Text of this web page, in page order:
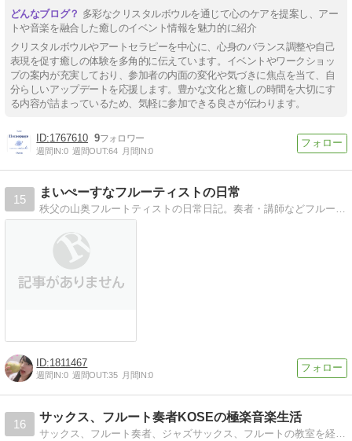
多彩なクリスタルボウルを通じて心のケアを提案し、アー
トや音楽を融合した癒しのイベント情報を魅力的に紹介
クリスタルボウルやアートセラピーを中心に、心身のバランス調整や自己
表現を促す癒しの体験を多角的に伝えています。イベントやワークショッ
プの案内が充実しており、参加者の内面の変化や気づきに焦点を当て、自
分らしいアップデートを応援します。豊かな文化と癒しの時間を大切にす
る内容が詰まっているため、気軽に参加できる良さが伝わります。
1767610 9
週間IN:0 週間OUT:64 月間IN:0
15
まいぺーすなフルーティストの日常
秩父の山奥フルートティストの日常日記。奏者・講師などフルートに関することを中心に活動しております。フルーティストこずさんのブログを見ていってください＊
1811467
週間IN:0 週間OUT:35 月間IN:0
16
サックス、フルート奏者KOSEの極楽音楽生活
サックス、フルート奏者、ジャズサックス、フルートの教室を経営する菊地康正のブログ。音楽ファンに貴重な情報を発信しています。